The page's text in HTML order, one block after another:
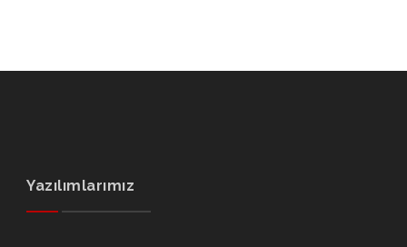
Yazılımlarımız